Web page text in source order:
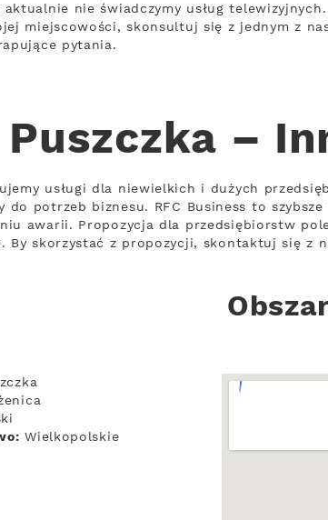
aktualnie nie świadczymy usług
miejscowości, skonsultuj się z jednym z
pytania.
Puszczka –
usługi dla niewielkich i dużych
do potrzeb biznesu. RFC Business to
awarii. Propozycja dla przedsiębiorstw
By skorzystać z propozycji, skontaktuj się z
Wielkopolskie